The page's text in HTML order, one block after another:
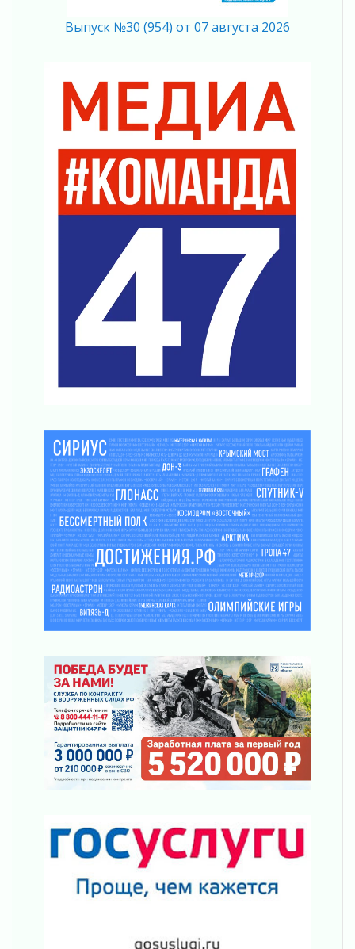
04 августа 2026
04 августа 2026
Без риска для здоровья и кошелька
04 августа 2026
Важная информация
04 августа 2026
Что делать со сбережениями
04 августа 2026
Ленобласть повышает производительность
труда в ЖКХ
03 августа 2026
Поддержка волонтерских объединений
Ладожский мост полностью закроют на два
03 августа 2026
Новая площадка: 2027
03 августа 2026
Часть медиков в Ленобласти сможет
рассчитывать на доплату от региона
03 августа 2026
За сутки в Ленинградской области
ликвидировали 10 пожаров
03 августа 2026
Клюква наливается, но в корзинку пока не
просится
03 августа 2026
подняли зарплаты почти на 40% за год
03 августа 2026
Шесть новых жизней в честь дня рождения
Ленинградской области
03 августа 2026
Уроки безопасности для детей и взрослых
03 августа 2026
«Активное лето»
02 августа 2026
Ленобласть отметила заслуги жителей перед
регионом и страной
Выпуск №30 (954) от 07 августа 2026